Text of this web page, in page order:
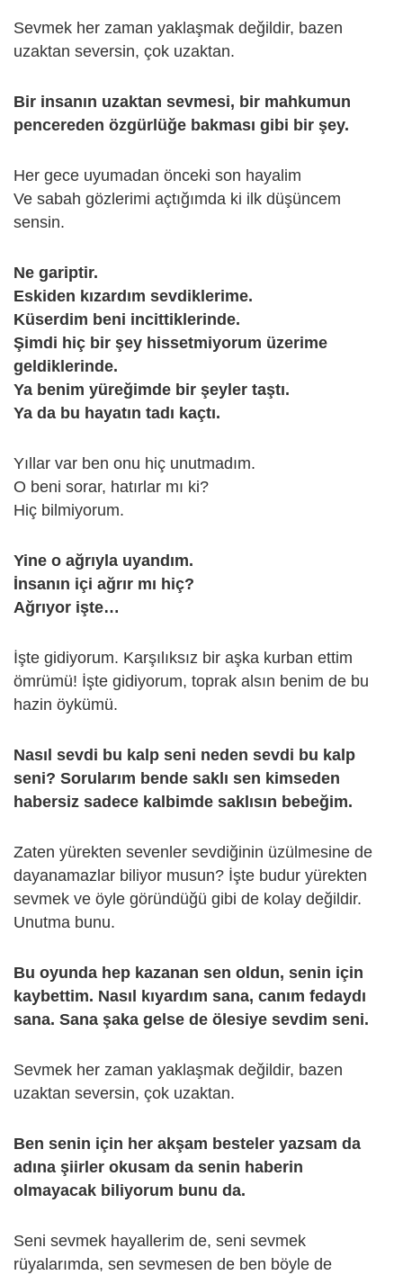
Sevmek her zaman yaklaşmak değildir, bazen
uzaktan seversin, çok uzaktan.
Bir insanın uzaktan sevmesi, bir mahkumun
pencereden özgürlüğe bakması gibi bir şey.
Her gece uyumadan önceki son hayalim
Ve sabah gözlerimi açtığımda ki ilk düşüncem
sensin.
Ne gariptir.
Eskiden kızardım sevdiklerime.
Küserdim beni incittiklerinde.
Şimdi hiç bir şey hissetmiyorum üzerime
geldiklerinde.
Ya benim yüreğimde bir şeyler taştı.
Ya da bu hayatın tadı kaçtı.
Yıllar var ben onu hiç unutmadım.
O beni sorar, hatırlar mı ki?
Hiç bilmiyorum.
Yine o ağrıyla uyandım.
İnsanın içi ağrır mı hiç?
Ağrıyor işte…
İşte gidiyorum. Karşılıksız bir aşka kurban ettim
ömrümü! İşte gidiyorum, toprak alsın benim de bu
hazin öykümü.
Nasıl sevdi bu kalp seni neden sevdi bu kalp
seni? Sorularım bende saklı sen kimseden
habersiz sadece kalbimde saklısın bebeğim.
Zaten yürekten sevenler sevdiğinin üzülmesine de
dayanamazlar biliyor musun? İşte budur yürekten
sevmek ve öyle göründüğü gibi de kolay değildir.
Unutma bunu.
Bu oyunda hep kazanan sen oldun, senin için
kaybettim. Nasıl kıyardım sana, canım fedaydı
sana. Sana şaka gelse de ölesiye sevdim seni.
Sevmek her zaman yaklaşmak değildir, bazen
uzaktan seversin, çok uzaktan.
Ben senin için her akşam besteler yazsam da
adına şiirler okusam da senin haberin
olmayacak biliyorum bunu da.
Seni sevmek hayallerim de, seni sevmek
rüyalarımda, sen sevmesen de ben böyle de